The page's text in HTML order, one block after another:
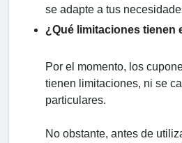
se adapte a tus
¿Qué limitaciones tienen
Por el momento, los
tienen limitaciones, ni se
particulares.
No obstante, antes de